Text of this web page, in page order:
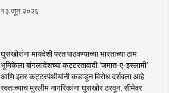
१३ जून २०२६
घुसखोरांना मायदेशी परत पाठवण्याच्या भारताच्या ठाम
भूमिकेला बांगलादेशच्या कट्टरतावादी ‘जमात-ए-इस्लामी’
आणि इतर कट्टरपंथीयांनी कडाडून विरोध दर्शवला आहे.
स्वतःच्याच मुस्लीम नागरिकांना घुसखोर ठरवून, सीमेवर